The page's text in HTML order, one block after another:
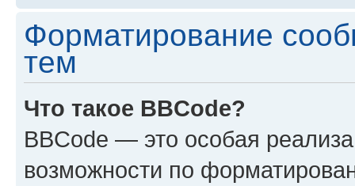
Форматирование
тем
Что такое BBCode?
BBCode — это особая
возможности по